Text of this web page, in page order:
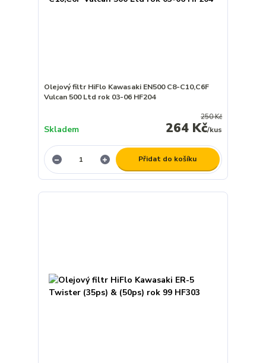
Olejový filtr HiFlo Kawasaki EN500 C8-C10,C6F
Vulcan 500 Ltd rok 03-06 HF204
250 Kč
264 Kč/kus
Skladem
Přidat do košíku